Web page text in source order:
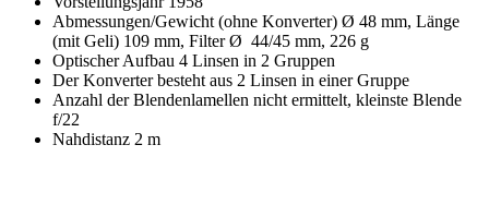
Abmessungen/Gewicht (ohne Konverter) Ø 48 mm, Länge
(mit Geli) 109 mm, Filter Ø 44/45 mm, 226 g
Optischer Aufbau 4 Linsen in 2 Gruppen
Der Konverter besteht aus 2 Linsen in einer Gruppe
Anzahl der Blendenlamellen nicht ermittelt, kleinste Blende
f/22
Nahdistanz 2 m